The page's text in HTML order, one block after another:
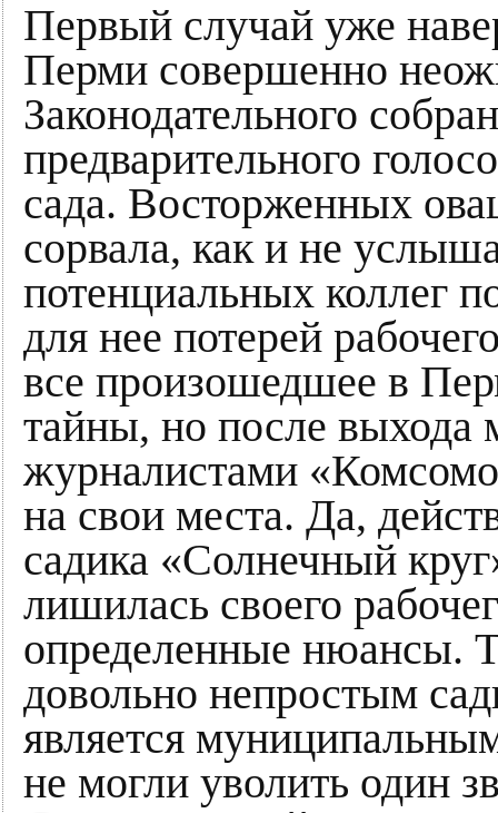
Первый случай уже
Перми совершенно
Законодательного
предварительного
сада. Восторженных
сорвала, как и не
потенциальных коллег
для нее потерей
все произошедшее в
тайны, но после выхода
журналистами
на свои места. Да,
садика «Солнечный
лишилась своего
определенные нюансы.
довольно непростым
является
не могли уволить один